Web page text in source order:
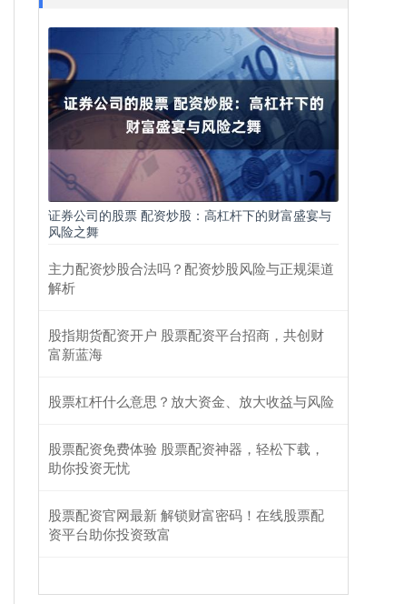
证券公司的股票 配资炒股：高杠杆下的财富盛宴与
风险之舞
主力配资炒股合法吗？配资炒股风险与正规渠道
解析
股指期货配资开户 股票配资平台招商，共创财
富新蓝海
股票杠杆什么意思？放大资金、放大收益与风险
股票配资免费体验 股票配资神器，轻松下载，
助你投资无忧
股票配资官网最新 解锁财富密码！在线股票配
资平台助你投资致富